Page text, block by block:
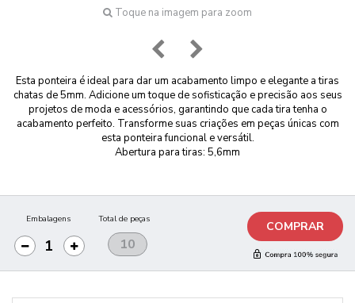
Toque na imagem para zoom
Esta ponteira é ideal para dar um acabamento limpo e elegante a tiras
chatas de 5mm. Adicione um toque de sofisticação e precisão aos seus
projetos de moda e acessórios, garantindo que cada tira tenha o
acabamento perfeito. Transforme suas criações em peças únicas com
esta ponteira funcional e versátil.
Abertura para tiras: 5,6mm
Embalagens Total de peças COMPRAR